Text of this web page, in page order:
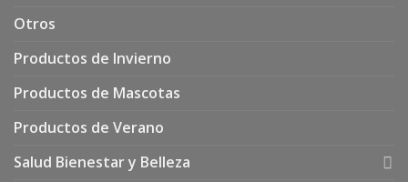
Otros
Productos de Invierno
Productos de Mascotas
Productos de Verano
Salud Bienestar y Belleza